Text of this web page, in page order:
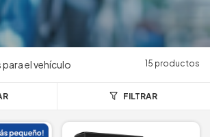
el vehículo 15 productos
FILTRAR